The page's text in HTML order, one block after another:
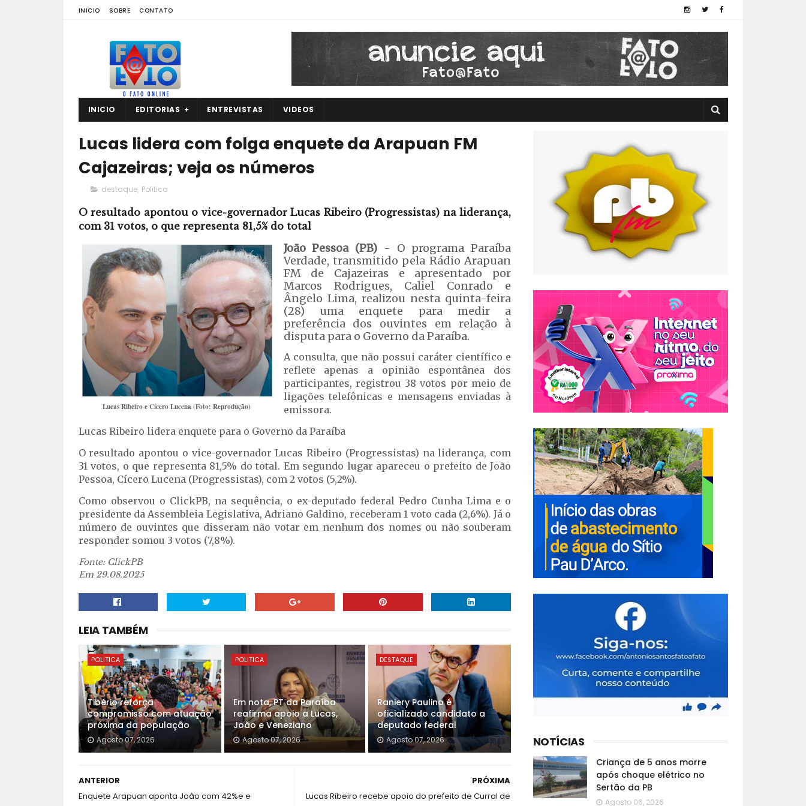
INICIO SOBRE CONTATO
INICIO EDITORIAS ENTREVISTAS VIDEOS
Lucas lidera com folga enquete da Arapuan FM
Cajazeiras; veja os números
destaque, Politica
O resultado apontou o vice-governador Lucas Ribeiro (Progressistas) na liderança,
com 31 votos, o que representa 81,5% do total
Lucas Ribeiro e Cícero Lucena (Foto: Reprodução)
João Pessoa (PB) - O programa Paraíba
Verdade, transmitido pela Rádio Arapuan
FM de Cajazeiras e apresentado por
Marcos Rodrigues, Caliel Conrado e
Ângelo Lima, realizou nesta quinta-feira
(28) uma enquete para medir a
preferência dos ouvintes em relação à
disputa para o Governo da Paraíba.
A consulta, que não possui caráter científico e
reflete apenas a opinião espontânea dos
participantes, registrou 38 votos por meio de
ligações telefônicas e mensagens enviadas à
emissora.
Lucas Ribeiro lidera enquete para o Governo da Paraíba
O resultado apontou o vice-governador Lucas Ribeiro (Progressistas) na liderança, com
31 votos, o que representa 81,5% do total. Em segundo lugar apareceu o prefeito de João
Pessoa, Cícero Lucena (Progressistas), com 2 votos (5,2%).
Como observou o ClickPB, na sequência, o ex-deputado federal Pedro Cunha Lima e o
presidente da Assembleia Legislativa, Adriano Galdino, receberam 1 voto cada (2,6%). Já o
número de ouvintes que disseram não votar em nenhum dos nomes ou não souberam
responder somou 3 votos (7,8%).
Fonte: ClickPB
Em 29.08.2025
LEIA TAMBÉM
POLITICA
Tibério reforça
compromisso com atuação
próxima da população
Agosto 07, 2026
POLITICA
Em nota, PT da Paraíba
reafirma apoio a Lucas,
João e Veneziano
Agosto 07, 2026
DESTAQUE
Raniery Paulino é
oficializado candidato a
deputado federal
Agosto 07, 2026
PRÓXIMA
Lucas Ribeiro recebe apoio do prefeito de Curral de
ANTERIOR
Enquete Arapuan aponta João com 42%e e
NOTÍCIAS
Criança de 5 anos morre
após choque elétrico no
Sertão da PB
Agosto 06, 2026